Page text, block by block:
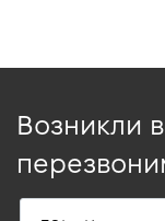
Возникли